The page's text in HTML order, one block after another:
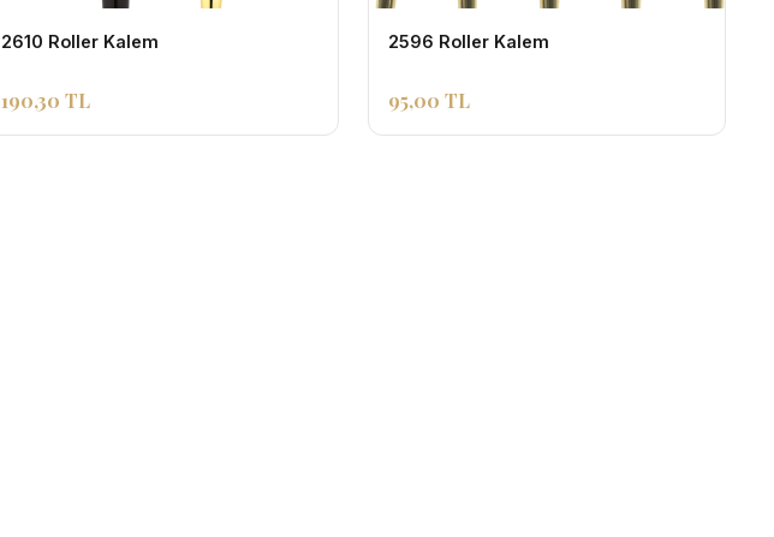
2610 Roller Kalem
190,30 TL
2596 Roller Kalem
95,00 TL